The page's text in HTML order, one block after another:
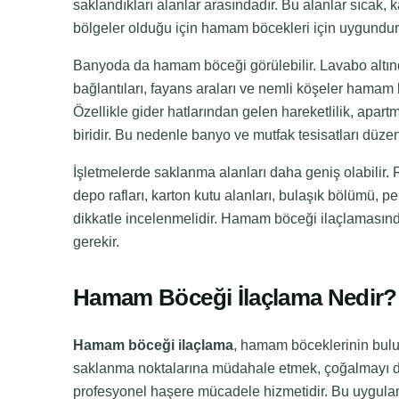
saklandıkları alanlar arasındadır. Bu alanlar sıcak,
bölgeler olduğu için hamam böcekleri için
Banyoda da hamam böceği görülebilir. Lavabo
bağlantıları, fayans araları ve nemli köşeler
Özellikle gider hatlarından gelen hareketlilik,
biridir. Bu nedenle banyo ve mutfak tesisatları
İşletmelerde saklanma alanları daha geniş olabilir.
depo rafları, karton kutu alanları, bulaşık bölümü,
dikkatle incelenmelidir. Hamam böceği
gerekir.
Hamam Böceği İlaçlama Nedir?
Hamam böceği ilaçlama, hamam böceklerinin
saklanma noktalarına müdahale etmek,
profesyonel haşere mücadele hizmetidir. Bu